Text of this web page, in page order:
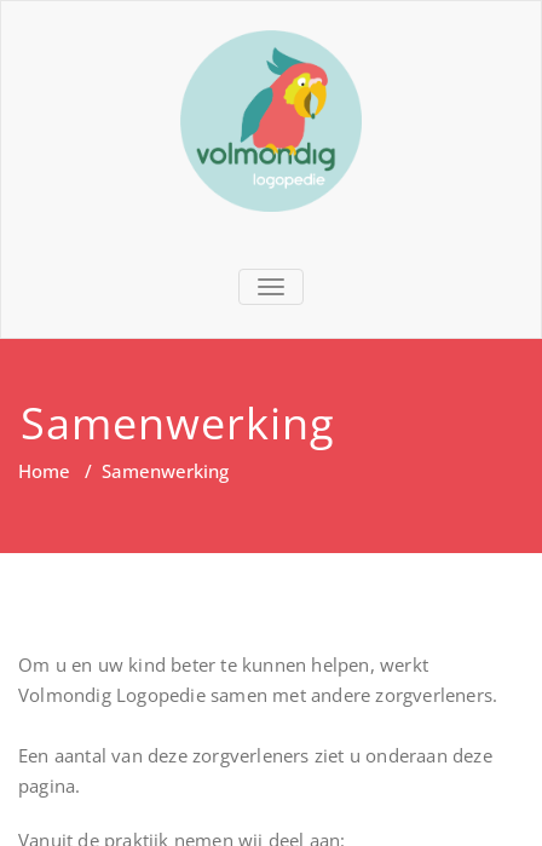
TOGGLE NAVIGATION
Samenwerking
Home / Samenwerking
Om u en uw kind beter te kunnen helpen, werkt
Volmondig Logopedie samen met andere zorgverleners.
Een aantal van deze zorgverleners ziet u onderaan deze
pagina.
Vanuit de praktijk nemen wij deel aan: